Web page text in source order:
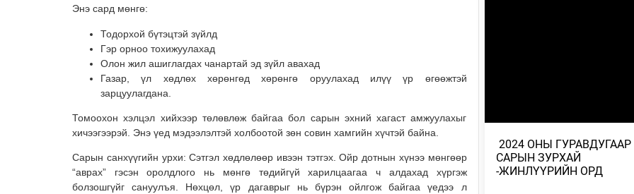
Энэ сард мөнгө:
Тодорхой бүтэцтэй зүйлд
Гэр орноо тохижуулахад
Олон жил ашиглагдах чанартай эд зүйл авахад
Газар, үл хөдлөх хөрөнгөд хөрөнгө оруулахад илүү үр өгөөжтэй
зарцуулагдана.
Томоохон хэлцэл хийхээр төлөвлөж байгаа бол сарын эхний хагаст амжуулахыг
хичээгээрэй. Энэ үед мэдээлэлтэй холбоотой зөн совин хамгийн хүчтэй байна.
Сарын санхүүгийн урхи: Сэтгэл хөдлөлөөр ивээн тэтгэх. Ойр дотнын хүнээ мөнгөөр
“аврах” гэсэн оролдлого нь мөнгө төдийгүй харилцаагаа ч алдахад хүргэж
болзошгүйг сануулъя. Нөхцөл, үр дагаврыг нь бүрэн ойлгож байгаа үедээ л
2026/08/02
МОНГОЛ-АЛТАЙ, ХАНГАЙ,
ХЭНТИЙН УУЛАРХАГ НУТГААР
​ 2024 ОНЫ ГУРАВДУГААР
САРЫН ЗУРХАЙ
-ЖИНЛҮҮРИЙН ОРД